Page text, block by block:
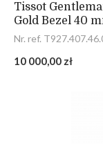
Tissot
Gold Bezel 40
Nr. ref.
10 000,00 zł